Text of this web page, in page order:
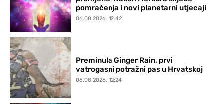
pomračenja i novi planetarni utjecaji
06.08.2026. 12:42
Preminula Ginger Rain, prvi
vatrogasni potražni pas u Hrvatskoj
06.08.2026. 12:24